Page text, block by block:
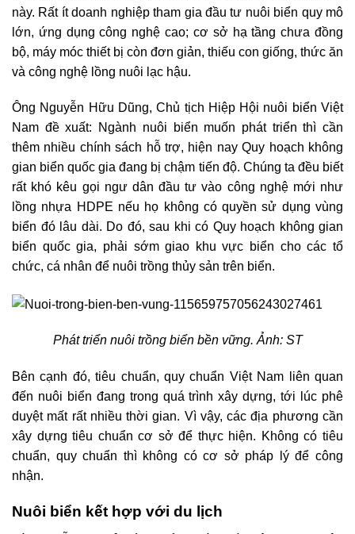
này. Rất ít doanh nghiệp tham gia đầu tư nuôi biển quy mô
lớn, ứng dụng công nghệ cao; cơ sở hạ tầng chưa đồng
bộ, máy móc thiết bị còn đơn giản, thiếu con giống, thức ăn
và công nghệ lồng nuôi lạc hậu.
Ông Nguyễn Hữu Dũng, Chủ tịch Hiệp Hội nuôi biển Việt
Nam đề xuất: Ngành nuôi biển muốn phát triển thì cần
thêm nhiều chính sách hỗ trợ, hiện nay Quy hoạch không
gian biển quốc gia đang bị chậm tiến độ. Chúng ta đều biết
rất khó kêu gọi ngư dân đầu tư vào công nghệ mới như
lồng nhựa HDPE nếu họ không có quyền sử dụng vùng
biển đó lâu dài. Do đó, sau khi có Quy hoạch không gian
biển quốc gia, phải sớm giao khu vực biển cho các tổ
chức, cá nhân để nuôi trồng thủy sản trên biển.
Phát triển nuôi trồng biển bền vững. Ảnh: ST
Bên cạnh đó, tiêu chuẩn, quy chuẩn Việt Nam liên quan
đến nuôi biển đang trong quá trình xây dựng, tới lúc phê
duyệt mất rất nhiều thời gian. Vì vậy, các địa phương cần
xây dựng tiêu chuẩn cơ sở để thực hiện. Không có tiêu
chuẩn, quy chuẩn thì không có cơ sở pháp lý để công
nhận.
Nuôi biển kết hợp với du lịch